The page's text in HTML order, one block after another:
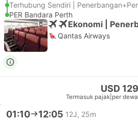
Terhubung Sendiri |
PER Bandara Perth
Ekonomi |
Qantas Airways
USD
Termasuk pajak per
01:10 12:05 12J, 25m